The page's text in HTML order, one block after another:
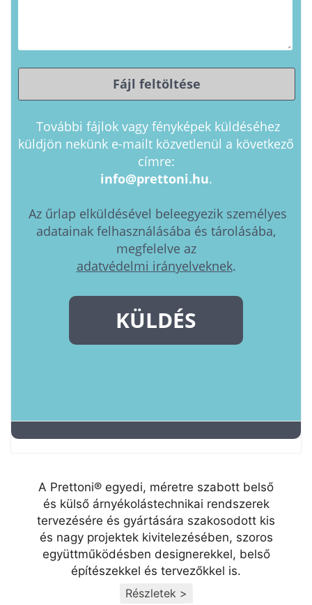
A Prettoni® egyedi, méretre szabott belső
és külső árnyékolástechnikai rendszerek
tervezésére és gyártására szakosodott kis
és nagy projektek kivitelezésében, szoros
együttműködésben designerekkel, belső
építészekkel és tervezőkkel is.
Részletek >